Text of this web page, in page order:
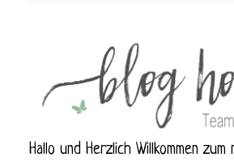
Hallo und Herzlich Willkommen zum